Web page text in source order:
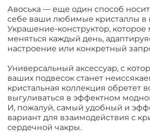
Авоська — еще один способ
себе ваши любимые кристаллы в
Украшение-конструктор, которое
меняться каждый день,
настроение или конкретный
Универсальный аксессуар, с
ваших подвесок станет
кристальная коллекция обретет
выгуливаться в эффектном
И, пожалуй, самый удобный и
вариант для взаимодействия с
сердечной чакры.